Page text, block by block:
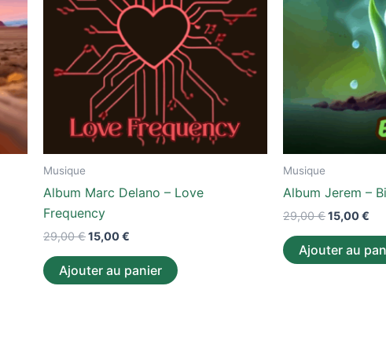
Musique
Album Marc Delano – Love
Frequency
29,00€15,00€
Ajouter au panier
Musique
Album Jerem –
29,00€15,00€
Ajouter au